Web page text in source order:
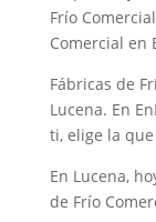
blancas o
obradores,
frigoríficas
vinotecas.
Frío
Comercial en
Fábricas de
Lucena. En
ti, elige la
En Lucena,
de Frío